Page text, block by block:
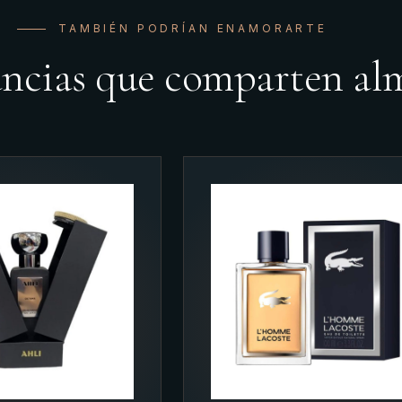
TAMBIÉN PODRÍAN ENAMORARTE
que comparten